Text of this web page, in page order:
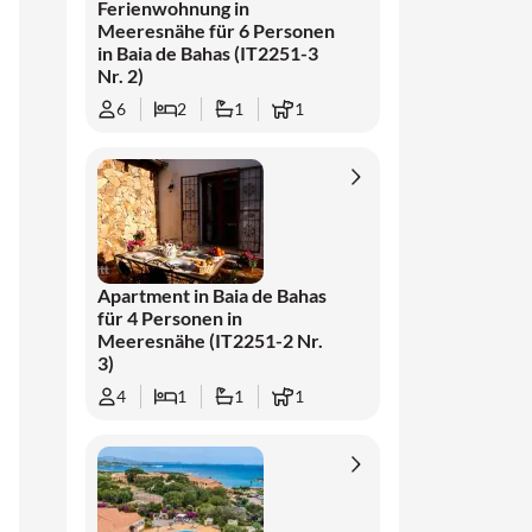
karibisch ähnlichen Bucht mit Blick auf
smaragdgrüne Gewässer. Für diejenigen, die
Kultur und Luxus suchen, sind die lebhaften
Badeorte und eleganten Strände der Costa
Cervo, Poltu Cuatu, Liscia di Vacca und Cala
di Volpe.
Darüber hinaus bietet das Wohnhaus
Einrichtungen wie ein Schwimmbad mit
Sonnenbänken und Sonnenschirmen, einen
Kinderspielplatz und ein Yogazentrum in der
Hochsaison. Weniger als 100 Meter entfernt
finden Sie ein Restaurant/eine Pizzeria, eine
können auf dem Tennisplatz abschlagen oder
die vor Ort verfügbaren Fahrräder kostenlos
nutzen.
Ferienwohnung in
Meeresnähe für 6 Personen
in Baia de Bahas (IT2251-3
Nr. 2)
6 2 1 1
Apartment in Baia de Bahas
für 4 Personen in
Meeresnähe (IT2251-2 Nr.
3)
4 1 1 1